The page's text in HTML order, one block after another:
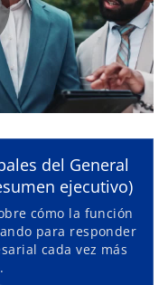
del General
ejecutivo)
cómo la función
para responder
cada vez más